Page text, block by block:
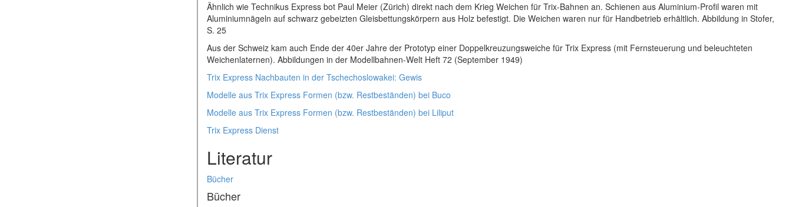
Ähnlich wie Technikus Express bot Paul Meier (Zürich) direkt nach dem Krieg Weichen für Trix-Bahnen an. Schienen aus Aluminium-Profil waren mit
Aluminiumnägeln auf schwarz gebeizten Gleisbettungskörpern aus Holz befestigt. Die Weichen waren nur für Handbetrieb erhältlich. Abbildung in Stofer,
S. 25
Aus der Schweiz kam auch Ende der 40er Jahre der Prototyp einer Doppelkreuzungsweiche für Trix Express (mit Fernsteuerung und beleuchteten
Weichenlaternen). Abbildungen in der Modellbahnen-Welt Heft 72 (September 1949)
Trix Express Nachbauten in der Tschechoslowakei: Gewis
Modelle aus Trix Express Formen (bzw. Restbeständen) bei Buco
Modelle aus Trix Express Formen (bzw. Restbeständen) bei Liliput
Trix Express Dienst
Literatur
Bücher
Bücher